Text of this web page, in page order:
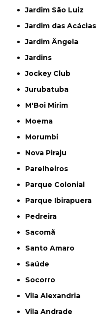
Jardim São Luiz
Jardim das Acácias
Jardim Ângela
Jardins
Jockey Club
Jurubatuba
M'Boi Mirim
Moema
Morumbi
Nova Piraju
Parelheiros
Parque Colonial
Parque Ibirapuera
Pedreira
Sacomã
Santo Amaro
Saúde
Socorro
Vila Alexandria
Vila Andrade